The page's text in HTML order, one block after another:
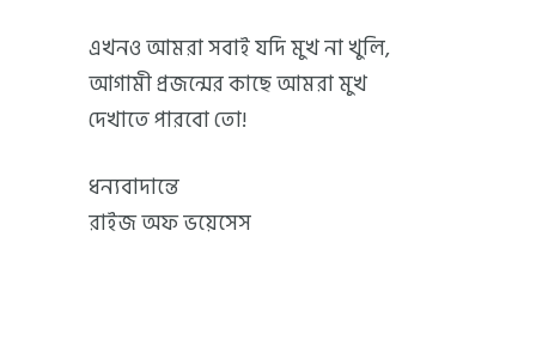
এখনও আমরা সবাই যদি মুখ না খুলি,
আগামী প্রজন্মের কাছে আমরা মুখ
দেখাতে পারবো তো!
ধন্যবাদান্তে
রাইজ অফ ভয়েসেস